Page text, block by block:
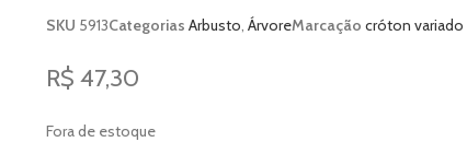
SKU 5913Categorias Arbusto, ÁrvoreMarcação cróton variado
R$ 47,30
Fora de estoque